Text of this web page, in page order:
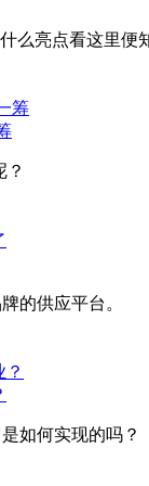
么亮点看这里便
？
的供应平台。
如何实现的吗？